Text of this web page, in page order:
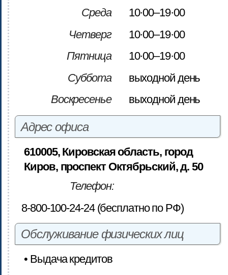
Среда
10·00–19·00
Четверг
10·00–19·00
Пятница
10·00–19·00
Суббота
выходной день
Воскресенье
выходной день
Адрес офиса
610005, Кировская область, город
Киров, проспект Октябрьский, д. 50
Телефон:
8-800-100-24-24 (бесплатно по РФ)
Обслуживание физических лиц
• Выдача кредитов